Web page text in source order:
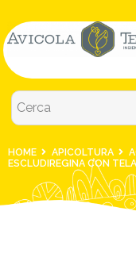
HOME APICOLTURA
ESCLUDIREGINA CON